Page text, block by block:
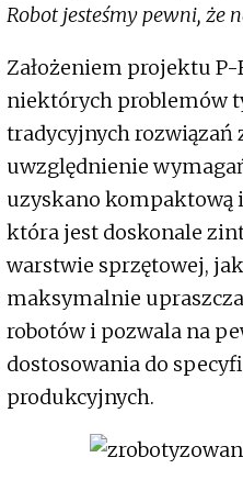
Robot jesteśmy pewni, że
Założeniem projektu P-
niektórych problemów
tradycyjnych rozwiązań
uwzględnienie
uzyskano kompaktową
która jest doskonale
warstwie sprzętowej,
maksymalnie
robotów i pozwala na
dostosowania do
produkcyjnych.